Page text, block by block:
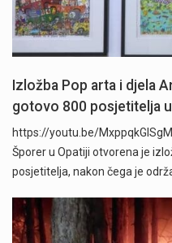
Izložba Pop arta i djela
gotovo 800 posjetitelja
https://youtu.be/
Šporer u Opatiji otvorena je
posjetitelja, nakon čega je